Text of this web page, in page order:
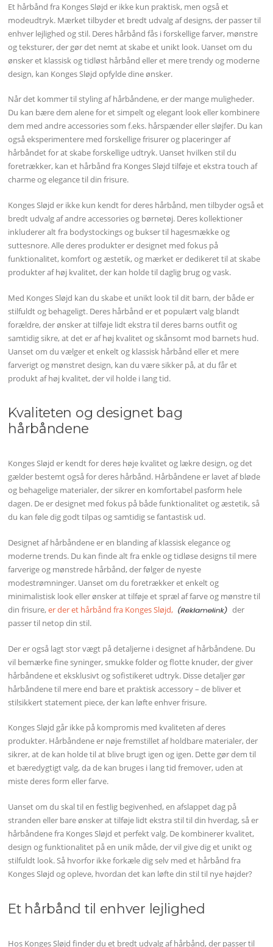
Et hårbånd fra Konges Sløjd er ikke kun praktisk, men også et
modeudtryk. Mærket tilbyder et bredt udvalg af designs, der passer til
enhver lejlighed og stil. Deres hårbånd fås i forskellige farver, mønstre
og teksturer, der gør det nemt at skabe et unikt look. Uanset om du
ønsker et klassisk og tidløst hårbånd eller et mere trendy og moderne
design, kan Konges Sløjd opfylde dine ønsker.
Når det kommer til styling af hårbåndene, er der mange muligheder.
Du kan bære dem alene for et simpelt og elegant look eller kombinere
dem med andre accessories som f.eks. hårspænder eller sløjfer. Du kan
også eksperimentere med forskellige frisurer og placeringer af
hårbåndet for at skabe forskellige udtryk. Uanset hvilken stil du
foretrækker, kan et hårbånd fra Konges Sløjd tilføje et ekstra touch af
charme og elegance til din frisure.
Konges Sløjd er ikke kun kendt for deres hårbånd, men tilbyder også et
bredt udvalg af andre accessories og børnetøj. Deres kollektioner
inkluderer alt fra bodystockings og bukser til hagesmække og
suttesnore. Alle deres produkter er designet med fokus på
funktionalitet, komfort og æstetik, og mærket er dedikeret til at skabe
produkter af høj kvalitet, der kan holde til daglig brug og vask.
Med Konges Sløjd kan du skabe et unikt look til dit barn, der både er
stilfuldt og behageligt. Deres hårbånd er et populært valg blandt
forældre, der ønsker at tilføje lidt ekstra til deres barns outfit og
samtidig sikre, at det er af høj kvalitet og skånsomt mod barnets hud.
Uanset om du vælger et enkelt og klassisk hårbånd eller et mere
farverigt og mønstret design, kan du være sikker på, at du får et
produkt af høj kvalitet, der vil holde i lang tid.
Kvaliteten og designet bag
hårbåndene
Konges Sløjd er kendt for deres høje kvalitet og lækre design, og det
gælder bestemt også for deres hårbånd. Hårbåndene er lavet af bløde
og behagelige materialer, der sikrer en komfortabel pasform hele
dagen. De er designet med fokus på både funktionalitet og æstetik, så
du kan føle dig godt tilpas og samtidig se fantastisk ud.
Designet af hårbåndene er en blanding af klassisk elegance og
moderne trends. Du kan finde alt fra enkle og tidløse designs til mere
farverige og mønstrede hårbånd, der følger de nyeste
modestrømninger. Uanset om du foretrækker et enkelt og
minimalistisk look eller ønsker at tilføje et spræl af farve og mønstre til
din frisure,er der et hårbånd fra Konges Sløjd,
der
passer til netop din stil.
Der er også lagt stor vægt på detaljerne i designet af hårbåndene. Du
vil bemærke fine syninger, smukke folder og flotte knuder, der giver
hårbåndene et eksklusivt og sofistikeret udtryk. Disse detaljer gør
hårbåndene til mere end bare et praktisk accessory – de bliver et
stilsikkert statement piece, der kan løfte enhver frisure.
Konges Sløjd går ikke på kompromis med kvaliteten af deres
produkter. Hårbåndene er nøje fremstillet af holdbare materialer, der
sikrer, at de kan holde til at blive brugt igen og igen. Dette gør dem til
et bæredygtigt valg, da de kan bruges i lang tid fremover, uden at
miste deres form eller farve.
Uanset om du skal til en festlig begivenhed, en afslappet dag på
stranden eller bare ønsker at tilføje lidt ekstra stil til din hverdag, så er
hårbåndene fra Konges Sløjd et perfekt valg. De kombinerer kvalitet,
design og funktionalitet på en unik måde, der vil give dig et unikt og
stilfuldt look. Så hvorfor ikke forkæle dig selv med et hårbånd fra
Konges Sløjd og opleve, hvordan det kan løfte din stil til nye højder?
Et hårbånd til enhver lejlighed
Hos Konges Sløjd finder du et bredt udvalg af hårbånd, der passer til